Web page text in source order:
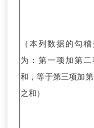
（本列数据的勾稽
为：第一项加第二
和，等于第三项加
之和）